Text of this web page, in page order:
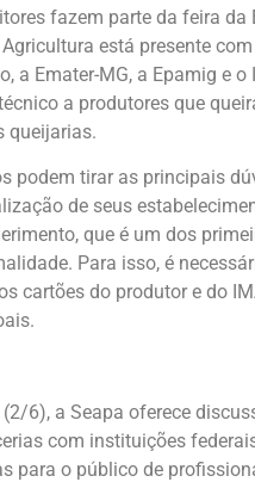
fazem parte da feira da
está presente
a Emater-MG, a Epamig e o
a produtores que
queijarias.
podem tirar as principais
de seus
que é um dos
Para isso, é
cartões do produtor e do
6), a Seapa oferece
com instituições
para o público de